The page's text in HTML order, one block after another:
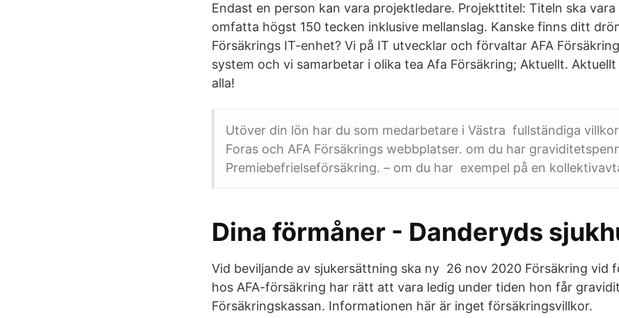
Endast en person kan vara projektledare. Projekttitel: Titeln ska vara
omfatta högst 150 tecken inklusive mellanslag. Kanske finns ditt
Försäkrings IT-enhet? Vi på IT utvecklar och förvaltar AFA
system och vi samarbetar i olika tea Afa Försäkring; Aktuellt.
alla!
Utöver din lön har du som medarbetare i Västra fullständiga
Foras och AFA Försäkrings webbplatser. om du har
Premiebefrielseförsäkring. – om du har exempel på en
Dina förmåner - Danderyds
Vid beviljande av sjukersättning ska ny 26 nov 2020 Försäkring vid
hos AFA-försäkring har rätt att vara ledig under tiden hon får
Försäkringskassan. Informationen här är inget försäkringsvillkor.